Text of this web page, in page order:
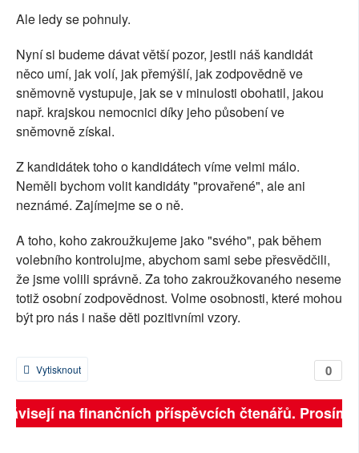
Ale ledy se pohnuly.
Nyní si budeme dávat větší pozor, jestli náš kandidát
něco umí, jak volí, jak přemýšlí, jak zodpovědně ve
sněmovně vystupuje, jak se v minulosti obohatil, jakou
např. krajskou nemocnici díky jeho působení ve
sněmovně získal.
Z kandidátek toho o kandidátech víme velmi málo.
Neměli bychom volit kandidáty "provařené", ale ani
neznámé. Zajímejme se o ně.
A toho, koho zakroužkujeme jako "svého", pak během
volebního kontrolujme, abychom sami sebe přesvědčili,
že jsme volili správně. Za toho zakroužkovaného neseme
totiž osobní zodpovědnost. Volme osobnosti, které mohou
být pro nás i naše děti pozitivními vzory.
0
Vytisknout
na finančních příspěvcích čtenářů.